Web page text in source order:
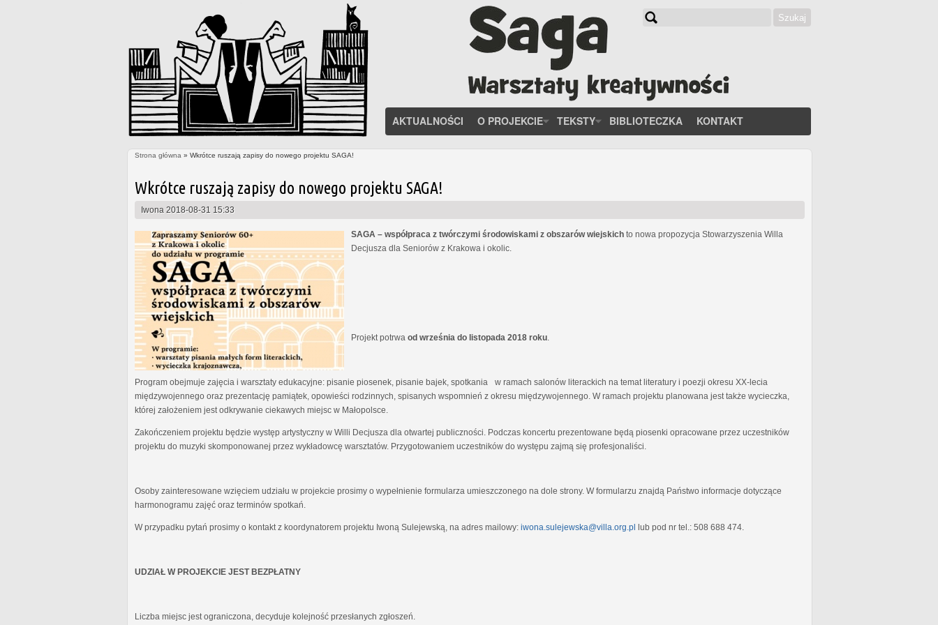
Szukaj
AKTUALNOŚCI O PROJEKCIE TEKSTY BIBLIOTECZKA KONTAKT
Strona główna » Wkrótce ruszają zapisy do nowego projektu SAGA!
Wkrótce ruszają zapisy do nowego projektu SAGA!
Iwona 2018-08-31 15:33
SAGA – współpraca z twórczymi środowiskami z obszarów wiejskich to nowa propozycja Stowarzyszenia Willa
Decjusza dla Seniorów z Krakowa i okolic.
Projekt potrwa od września do listopada 2018 roku
Program obejmuje zajęcia i warsztaty edukacyjne: pisanie piosenek, pisanie bajek, spotkania w ramach salonów literackich na temat literatury i poezji okresu XX-lecia
międzywojennego oraz prezentację pamiątek, opowieści rodzinnych, spisanych wspomnień z okresu międzywojennego. W ramach projektu planowana jest także wycieczka,
której założeniem jest odkrywanie ciekawych miejsc w Małopolsce.
Zakończeniem projektu będzie występ artystyczny w Willi Decjusza dla otwartej publiczności. Podczas koncertu prezentowane będą piosenki opracowane przez uczestników
projektu do muzyki skomponowanej przez wykładowcę warsztatów. Przygotowaniem uczestników do występu zajmą się profesjonaliści.
Osoby zainteresowane wzięciem udziału w projekcie prosimy o wypełnienie formularza umieszczonego na dole strony. W formularzu znajdą Państwo informacje dotyczące
harmonogramu zajęć oraz terminów spotkań.
W przypadku pytań prosimy o kontakt z koordynatorem projektu Iwoną Sulejewską, na adres mailowy: iwona.sulejewska@villa.org.pl lub pod nr tel.: 508 688 474.
UDZIAŁ W PROJEKCIE JEST BEZPŁATNY
Liczba miejsc jest ograniczona, decyduje kolejność przesłanych zgłoszeń.